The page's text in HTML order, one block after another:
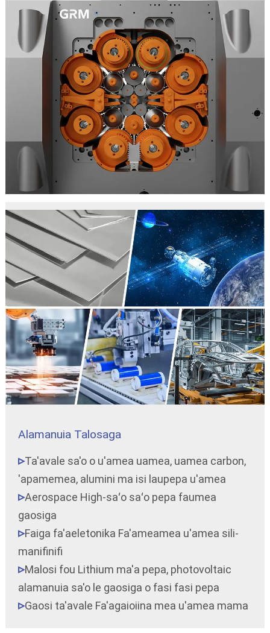
Alamanuia Talosaga
Ta'avale sa'o o u'amea uamea, uamea carbon,
'apamemea, alumini ma isi laupepa u'amea
Aerospace High-saʻo saʻo pepa faumea
gaosiga
Faiga fa'aeletonika Fa'ameamea u'amea sili-
manifinifi
Malosi fou Lithium ma'a pepa, photovoltaic
alamanuia sa'o le gaosiga o fasi fasi pepa
Gaosi ta'avale Fa'agaioiina mea u'amea mama